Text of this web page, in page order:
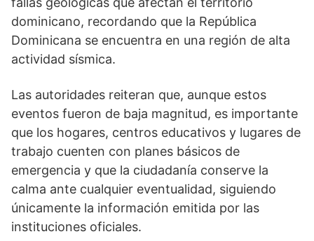
dominicano, recordando que la República
Dominicana se encuentra en una región de alta
actividad sísmica.
Las autoridades reiteran que, aunque estos
eventos fueron de baja magnitud, es importante
que los hogares, centros educativos y lugares de
trabajo cuenten con planes básicos de
emergencia y que la ciudadanía conserve la
calma ante cualquier eventualidad, siguiendo
únicamente la información emitida por las
instituciones oficiales.